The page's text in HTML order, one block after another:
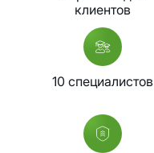
клиентов
10 специалистов